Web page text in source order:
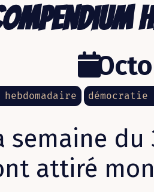
hebdomadaire
semaine du
attiré